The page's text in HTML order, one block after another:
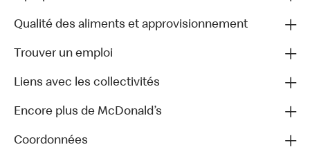
Qualité des aliments et approvisionnement
Trouver un emploi
Liens avec les collectivités
Encore plus de McDonald’s
Coordonnées